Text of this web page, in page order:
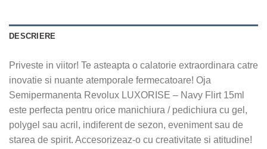
DESCRIERE
Priveste in viitor! Te asteapta o calatorie extraordinara catre
inovatie si nuante atemporale fermecatoare! Oja
Semipermanenta Revolux LUXORISE – Navy Flirt 15ml
este perfecta pentru orice manichiura / pedichiura cu gel,
polygel sau acril, indiferent de sezon, eveniment sau de
starea de spirit. Accesorizeaz-o cu creativitate si atitudine!